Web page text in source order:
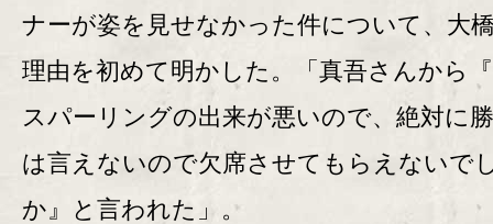
ナーが姿を見せなかった件について、大
理由を初めて明かした。「真吾さんから
スパーリングの出来が悪いので、絶対に
は言えないので欠席させてもらえないで
か』と言われた」。